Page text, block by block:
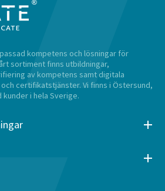
kompetens och lösningar för
sortiment finns utbildningar,
av kompetens samt digitala
och certifikatstjänster. Vi finns i Östersund,
kunder i hela Sverige.